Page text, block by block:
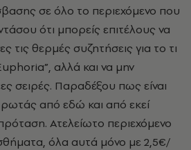
σε όλο το περιεχόμενο που
ότι μπορείς επιτέλους να
τις θερμές συζητήσεις για το τι
αλλά και να μην
σειρές. Παραδέξου πως είναι
από εδώ και από εκεί
Ατελείωτο περιεχόμενο
όλα αυτά μόνο με 2,5€/